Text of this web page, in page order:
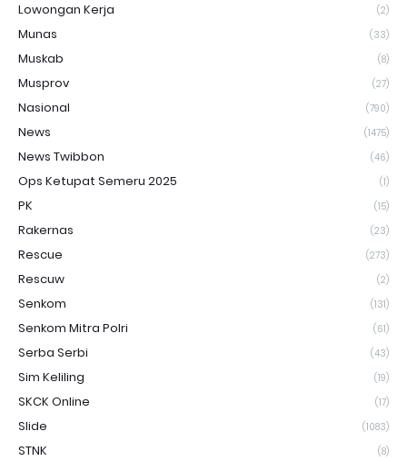
Lowongan Kerja (2)
Munas (33)
Muskab (8)
Musprov (27)
Nasional (790)
News (1475)
News Twibbon (46)
Ops Ketupat Semeru 2025 (1)
PK (15)
Rakernas (23)
Rescue (273)
Rescuw (2)
Senkom (131)
Senkom Mitra Polri (61)
Serba Serbi (43)
Sim Keliling (19)
SKCK Online (17)
Slide (1083)
STNK (8)